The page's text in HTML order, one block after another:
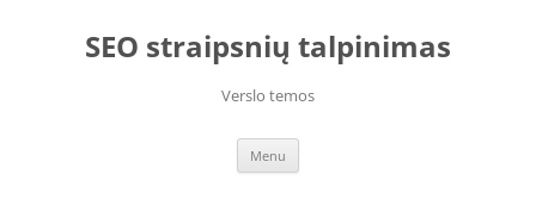
contentSEO straipsnių talpinimas
Verslo temos
Menu